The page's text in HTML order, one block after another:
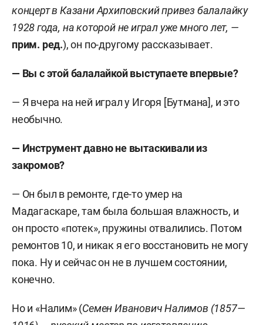
концерт в Казани Архиповский привез балалайку
1928 года, на которой не играл уже много лет, —
прим. ред.), он по-другому рассказывает.
— Вы с этой балалайкой выступаете впервые?
— Я вчера на ней играл у Игоря [Бутмана], и это
необычно.
— Инструмент давно не вытаскивали из
закромов?
— Он был в ремонте, где-то умер на
Мадагаскаре, там была большая влажность, и
он просто «потек», пружины отвалились. Потом
ремонтов 10, и никак я его восстановить не могу
пока. Ну и сейчас он не в лучшем состоянии,
конечно.
Но и «Налим» (Семен Иванович Налимов (1857—